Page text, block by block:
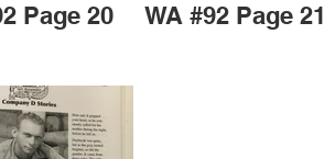
Page 20 WA #92 Page 21